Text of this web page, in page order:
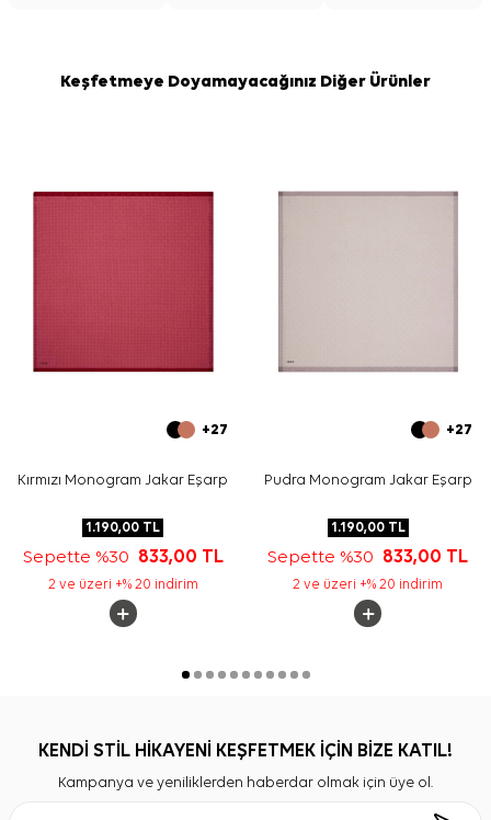
Keşfetmeye Doyamayacağınız Diğer Ürünler
+27
Kırmızı Monogram Jakar Eşarp
1.190,00 TL
Sepette %30 833,00 TL
2 ve üzeri +% 20 indirim
+27
Pudra Monogram Jakar Eşarp
1.190,00TL
Sepette %30 833,00 TL
2 ve üzeri +% 20 indirim
KENDİ STİL HİKAYENİ KEŞFETMEK İÇİN BİZE KATIL!
Kampanya ve yeniliklerden haberdar olmak için üye ol.